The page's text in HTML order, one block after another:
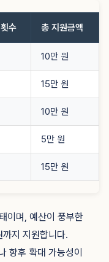
수 총 지원금액
10만 원
15만 원
10만 원
5만 원
15만 원
이며, 예산이 풍부한
지 지원합니다.
향후 확대 가능성이